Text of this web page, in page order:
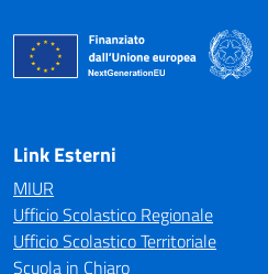
Link Esterni
MIUR
Ufficio Scolastico Regionale
Ufficio Scolastico Territoriale
Scuola in Chiaro